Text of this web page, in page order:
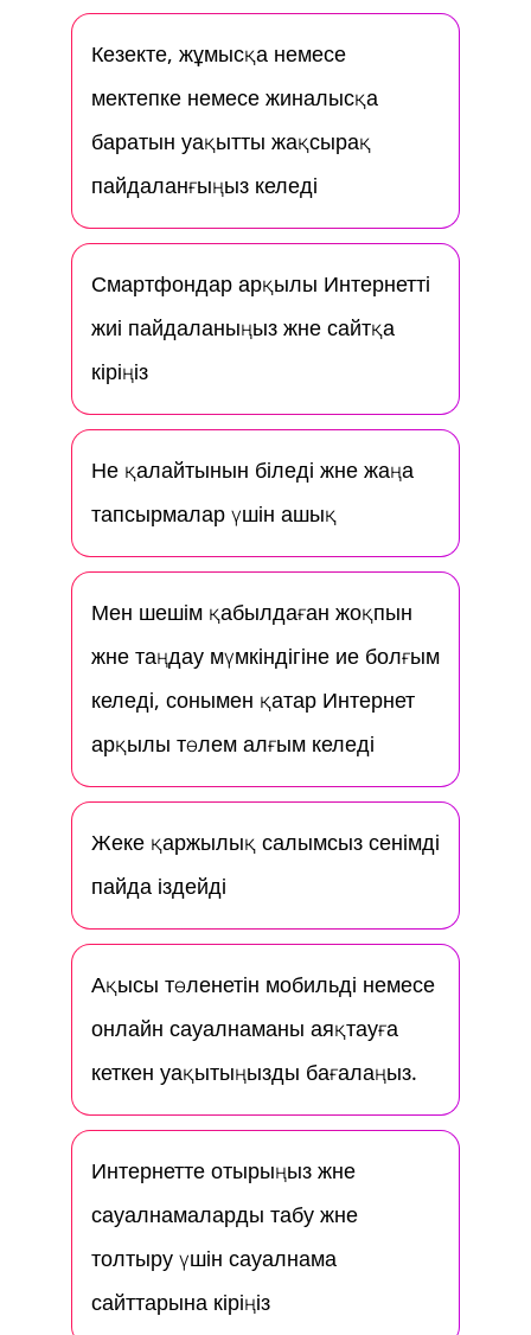
Кезекте, жұмысқа немесе
мектепке немесе жиналысқа
баратын уақытты жақсырақ
пайдаланғыңыз келеді
Смартфондар арқылы Интернетті
жиі пайдаланыңыз және сайтқа
кіріңіз
Не қалайтынын біледі және жаңа
тапсырмалар үшін ашық
Мен шешім қабылдаған жоқпын
және таңдау мүмкіндігіне ие болғым
келеді, сонымен қатар Интернет
арқылы төлем алғым келеді
Жеке қаржылық салымсыз сенімді
пайда іздейді
Ақысы төленетін мобильді немесе
онлайн сауалнаманы аяқтауға
кеткен уақытыңызды бағалаңыз.
Интернетте отырыңыз және
сауалнамаларды табу және
толтыру үшін сауалнама
сайттарына кіріңіз